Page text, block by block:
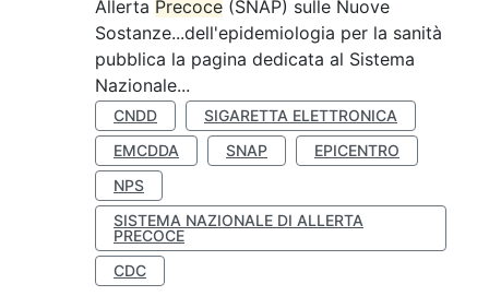
Allerta Precoce (SNAP) sulle Nuove
Sostanze...dell'epidemiologia per la sanità
pubblica la pagina dedicata al Sistema
Nazionale...
CNDD
SIGARETTA ELETTRONICA
EMCDDA
SNAP
EPICENTRO
NPS
SISTEMA NAZIONALE DI ALLERTA
PRECOCE
CDC